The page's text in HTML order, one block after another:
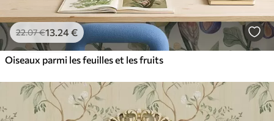
22.07€13.24€
Oiseaux parmi les feuilles et les fruits